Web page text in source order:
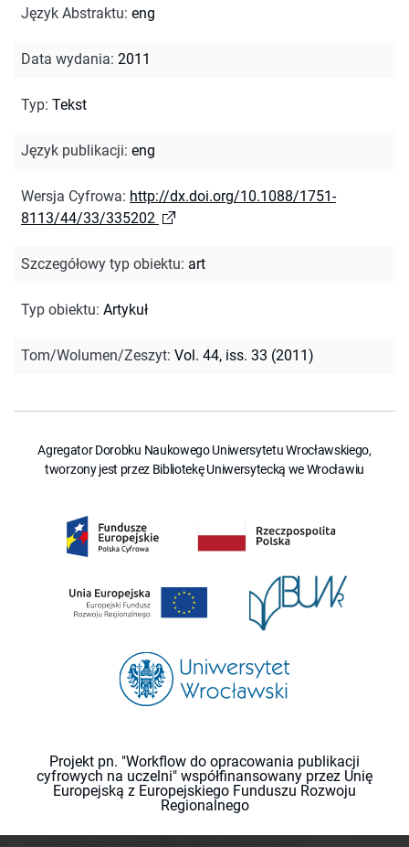
Język Abstraktu: eng
Data wydania: 2011
Typ: Tekst
Język publikacji: eng
Wersja Cyfrowa: http://dx.doi.org/10.1088/1751-
8113/44/33/335202
Szczegółowy typ obiektu: art
Typ obiektu: Artykuł
Tom/Wolumen/Zeszyt: Vol. 44, iss. 33 (2011)
Agregator Dorobku Naukowego Uniwersytetu Wrocławskiego,
tworzony jest przez Bibliotekę Uniwersytecką we Wrocławiu
Projekt pn. "Workflow do opracowania publikacji
cyfrowych na uczelni" współfinansowany przez Unię
Europejską z Europejskiego Funduszu Rozwoju
Regionalnego